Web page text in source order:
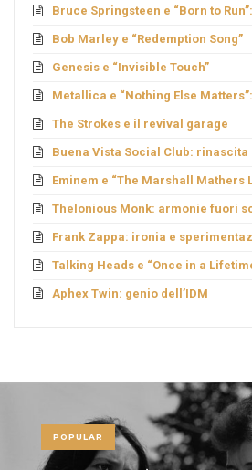
Bruce Springsteen e “Born to Run”:
Bob Marley e “Redemption Song”
Genesis e “Invisible Touch”
Metallica e “Nothing Else
The Strokes e il revival garage
Buena Vista Social Club: rinascita
Eminem e “The Marshall Mathers
Thelonious Monk: armonie fuori
Frank Zappa: ironia e
Talking Heads e “Once in a
Aphex Twin: genio dell’IDM
POPULAR